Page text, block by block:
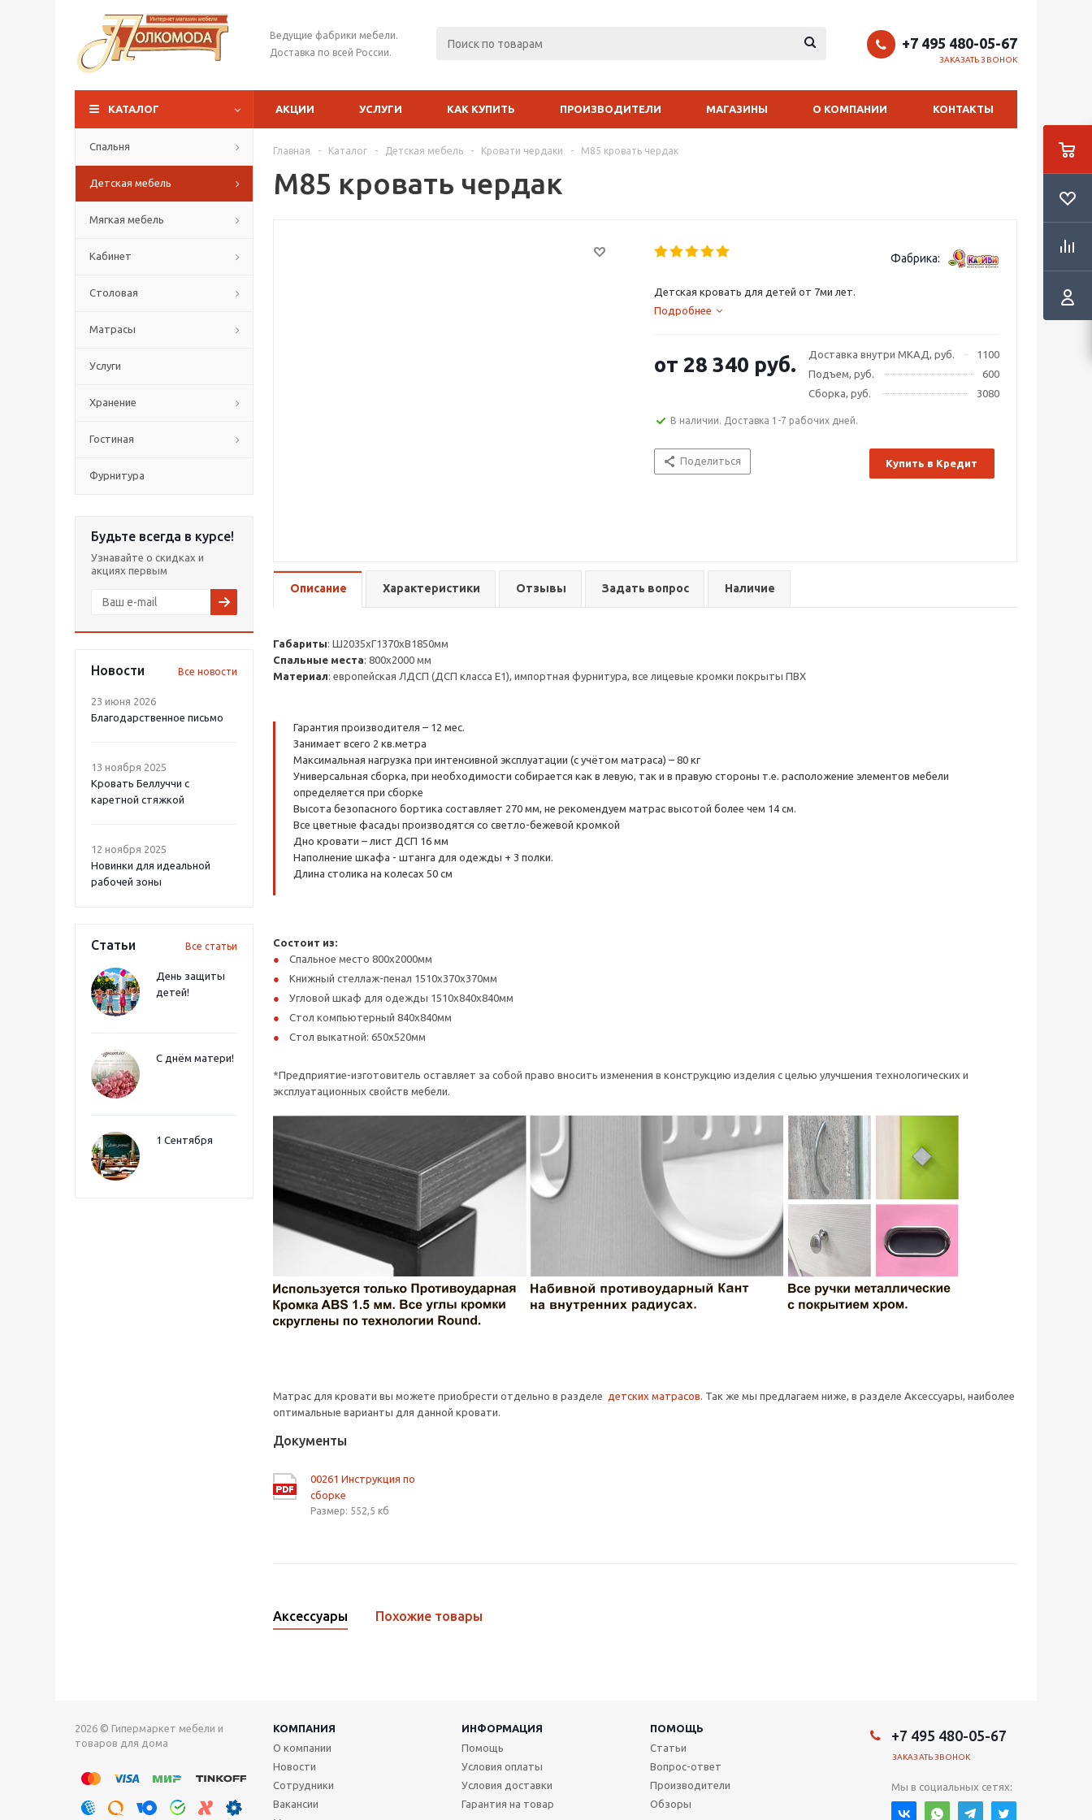
Ведущие фабрики мебели.
Доставка по всей России.
+7 495 480-05-67
ЗАКАЗАТЬ ЗВОНОК
КАТАЛОГ АКЦИИ УСЛУГИ КАК КУПИТЬ ПРОИЗВОДИТЕЛИ МАГАЗИНЫ О КОМПАНИИ КОНТАКТЫ
Спальня
Детская мебель
Мягкая мебель
Кабинет
Столовая
Матрасы
Услуги
Хранение
Гостиная
Фурнитура
Будьте всегда в курсе!
Узнавайте о скидках и
акциях первым
Новости Все новости
23 июня 2026
Благодарственное письмо
13 ноября 2025
Кровать Беллуччи с
каретной стяжкой
12 ноября 2025
Новинки для идеальной
рабочей зоны
Статьи Все статьи
День защиты
детей!
С днём матери!
1 Сентября
Главная - Каталог - Детская мебель - Кровати чердаки - М85 кровать чердак
М85 кровать чердак
Фабрика:
Детская кровать для детей от 7ми лет.
Подробнее
Доставка внутри МКАД, руб.
1100
Подъем, руб.
600
Сборка, руб.
3080
от 28 340 руб.
В наличии. Доставка 1-7 рабочих дней.
Поделиться Купить в Кредит
Описание Характеристики Отзывы Задать вопрос Наличие
Габариты: Ш2035хГ1370хВ1850мм
Спальные места: 800х2000 мм
Материал: европейская ЛДСП (ДСП класса Е1), импортная фурнитура, все лицевые кромки покрыты ПВХ
Гарантия производителя – 12 мес.
Занимает всего 2 кв.метра
Максимальная нагрузка при интенсивной эксплуатации (с учётом матраса) – 80 кг
Универсальная сборка, при необходимости собирается как в левую, так и в правую стороны т.е. расположение элементов мебели
определяется при сборке
Высота безопасного бортика составляет 270 мм, не рекомендуем матрас высотой более чем 14 см.
Все цветные фасады производятся со светло-бежевой кромкой
Дно кровати – лист ДСП 16 мм
Наполнение шкафа - штанга для одежды + 3 полки.
Длина столика на колесах 50 см
Состоит из:
Спальное место 800х2000мм
Книжный стеллаж-пенал 1510х370х370мм
Угловой шкаф для одежды 1510х840х840мм
Стол компьютерный 840х840мм
Стол выкатной: 650х520мм
*Предприятие-изготовитель оставляет за собой право вносить изменения в конструкцию изделия с целью улучшения технологических и
эксплуатационных свойств мебели.
Матрас для кровати вы можете приобрести отдельно в разделе детских матрасов. Так же мы предлагаем ниже, в разделе Аксессуары, наиболее
оптимальные варианты для данной кровати.
Документы
00261 Инструкция по
сборке
Размер: 552,5 кб
Аксессуары Похожие товары
2026 © Гипермаркет мебели и
товаров для дома
КОМПАНИЯ ИНФОРМАЦИЯ
ПОМОЩЬ
О компании
Новости
Сотрудники
Вакансии
Помощь
Условия оплаты
Условия доставки
Гарантия на товар
Статьи
Вопрос-ответ
Производители
Обзоры
+7 495 480-05-67
ЗАКАЗАТЬ ЗВОНОК
Мы в социальных сетях: